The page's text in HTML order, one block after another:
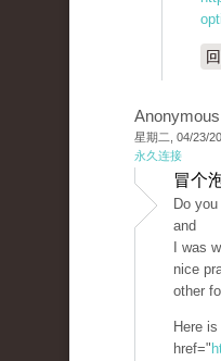
星期二, 04/23/
永久连接
冒个
Do
and
I was
nice
other
Here
href="